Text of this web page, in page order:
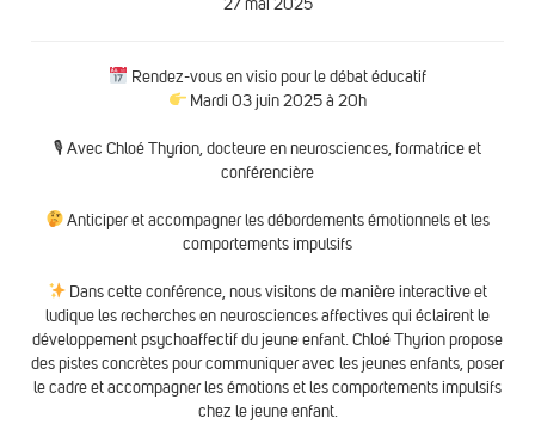
27 mai 2025
Rendez-vous en visio pour le débat éducatif
Mardi 03 juin 2025 à 20h
🎙 Avec Chloé Thyrion, docteure en neurosciences, formatrice et
conférencière
Anticiper et accompagner les débordements émotionnels et les
comportements impulsifs
Dans cette conférence, nous visitons de manière interactive et
ludique les recherches en neurosciences affectives qui éclairent le
développement psychoaffectif du jeune enfant. Chloé Thyrion propose
des pistes concrètes pour communiquer avec les jeunes enfants, poser
le cadre et accompagner les émotions et les comportements impulsifs
chez le jeune enfant.